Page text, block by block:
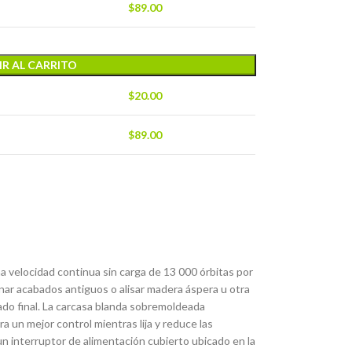
$89.00
AL CARRITO
$20.00
$89.00
velocidad continua sin carga de 13 000 órbitas por
acabados antiguos o alisar madera áspera u otra
final. La carcasa blanda sobremoldeada
un mejor control mientras lija y reduce las
interruptor de alimentación cubierto ubicado en la